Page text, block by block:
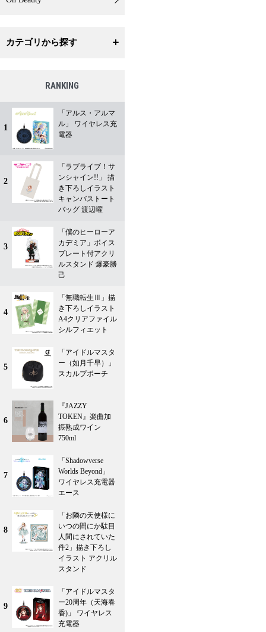
カテゴリから探す
RANKING
1
「アルス・アルマ
ル」 ワイヤレス充
電器
2
「ラブライブ！サ
ンシャイン!!」 描
き下ろしイラスト
キャンバストート
バッグ 渡辺曜
3
「僕のヒーローア
カデミア」ボイス
プレート付アクリ
ルスタンド 爆豪勝
己
4
「無職転生Ⅲ」描
き下ろしイラスト
A4クリアファイル
シルフィエット
5
「アイドルマスタ
ー（如月千早）」
スカルプポーチ
6
『JAZZY
TOKEN』楽曲加
振熟成ワイン
750ml
7
「Shadowverse
Worlds Beyond」
ワイヤレス充電器
エース
8
「お隣の天使様に
いつの間にか駄目
人間にされていた
件2」描き下ろし
イラスト アクリル
スタンド
9
「アイドルマスタ
ー20周年（天海春
香)」 ワイヤレス
充電器